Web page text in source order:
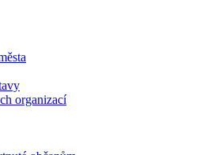
organizací